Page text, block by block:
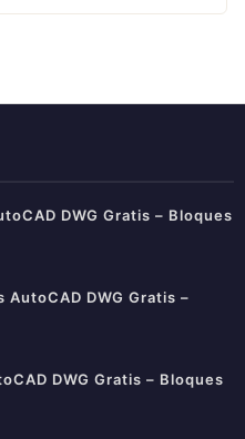
DWG Gratis – Bloques
AutoCAD DWG Gratis –
DWG Gratis – Bloques